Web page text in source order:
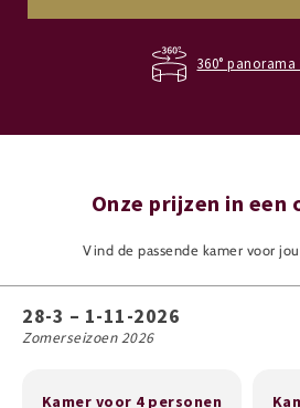
360° panorama
Onze prijzen in een
Vind de passende kamer voor
28-3 – 1-11-2026
Zomerseizoen 2026
Kamer voor 4 personen